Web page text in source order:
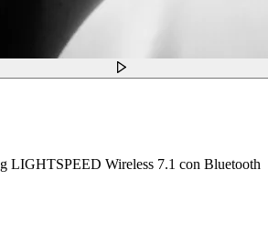
LIGHTSPEED Wireless 7.1 con Bluetooth